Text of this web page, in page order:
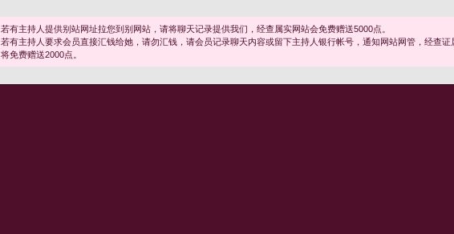
若有主持人提供别站网址拉您到别网站，请将聊天记录提供我们，经查属实网站会免费赠送5000点。
若有主持人要求会员直接汇钱给她，请勿汇钱，请会员记录聊天内容或留下主持人银行帐号，通知网站网管，经查证
将免费赠送2000点。